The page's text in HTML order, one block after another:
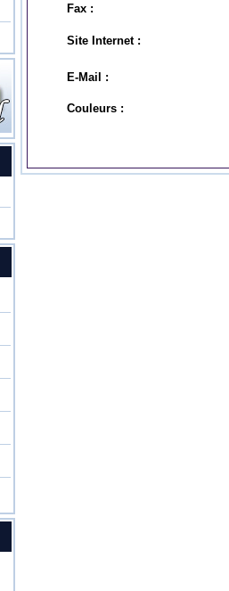
Fax :
Site Internet :
E-Mail :
Couleurs :